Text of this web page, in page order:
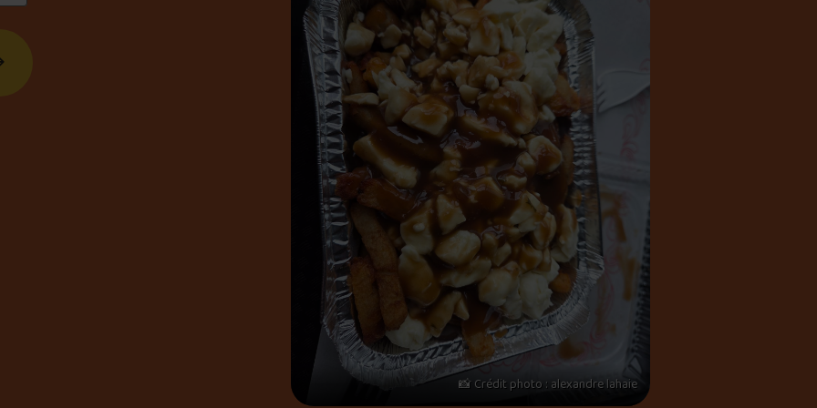
📸 Crédit photo : alexandre lahaie